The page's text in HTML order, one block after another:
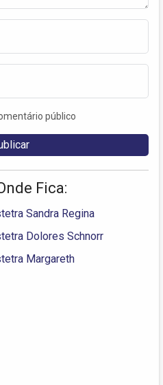
público
Fica:
Sandra Regina
Dolores Schnorr
Margareth